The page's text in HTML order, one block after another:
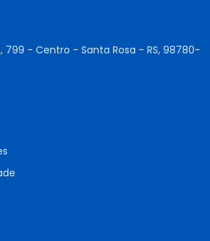
799 - Centro - Santa Rosa - RS, 98780-